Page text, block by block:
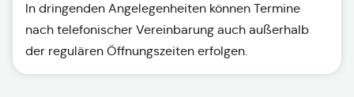
In dringenden Angelegenheiten können Termine
nach telefonischer Vereinbarung auch außerhalb
der regulären Öffnungszeiten erfolgen.